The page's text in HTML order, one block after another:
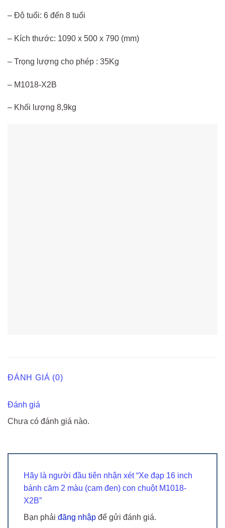
– Độ tuổi: 6 đến 8 tuổi
– Kích thước: 1090 x 500 x 790 (mm)
– Trọng lượng cho phép : 35Kg
– M1018-X2B
– Khối lượng 8,9kg
ĐÁNH GIÁ (0)
Đánh giá
Chưa có đánh giá nào.
Hãy là người đầu tiên nhận xét “Xe đạp 16 inch
bánh căm 2 màu (cam đen) con chuột M1018-
X2B”
Bạn phải đăng nhập để gửi đánh giá.